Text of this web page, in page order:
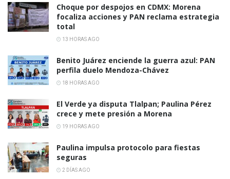
Choque por despojos en CDMX: Morena
focaliza acciones y PAN reclama estrategia
total
13 HORAS AGO
Benito Juárez enciende la guerra azul: PAN
perfila duelo Mendoza-Chávez
18 HORAS AGO
El Verde ya disputa Tlalpan; Paulina Pérez
crece y mete presión a Morena
19 HORAS AGO
Paulina impulsa protocolo para fiestas
seguras
2 DÍAS AGO